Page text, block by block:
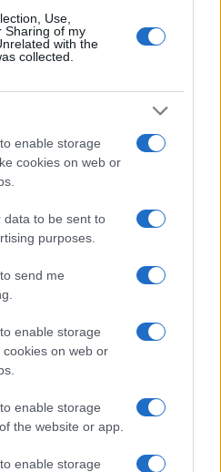
Use,
Sharing of my
with the
collected.
enable storage
cookies on web or
data to be sent to
purposes.
send me
enable storage
on web or
enable storage
the website or app.
enable storage
automatizzate